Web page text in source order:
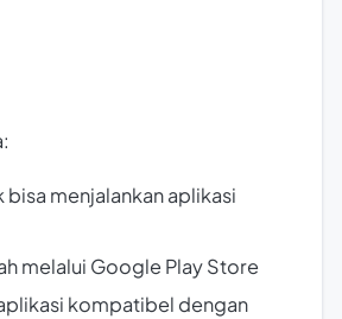
menjalankan aplikasi
melalui Google Play Store
kompatibel dengan